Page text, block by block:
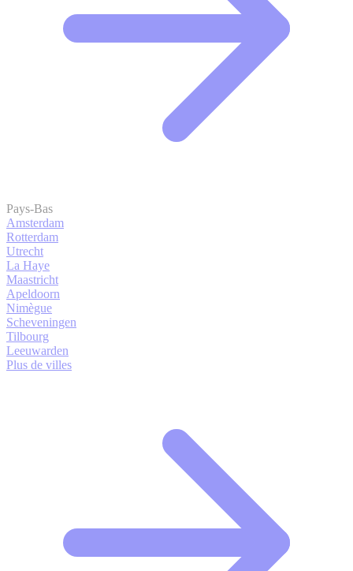
Pays-Bas
Amsterdam
Rotterdam
Utrecht
La Haye
Maastricht
Apeldoorn
Nimègue
Scheveningen
Tilbourg
Leeuwarden
Plus de villes